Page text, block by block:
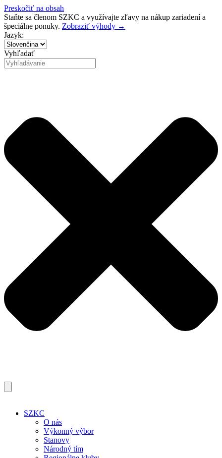
Preskočiť na obsah
Staňte sa členom SZKC a využívajte zľavy na nákup zariadení a
špeciálne ponuky. Zobraziť výhody →
Jazyk:
Vyhľadať
SZKC
O nás
Výkonný výbor
Stanovy
Národný tím